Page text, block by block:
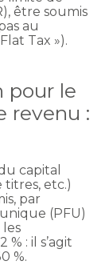
être soumis
au
Tax »).
pour le
revenu :
capital
titres, etc.)
par
(PFU)
les
: il s’agit
%.